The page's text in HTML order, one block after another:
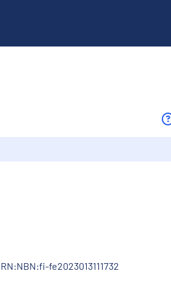
fe2023013111732